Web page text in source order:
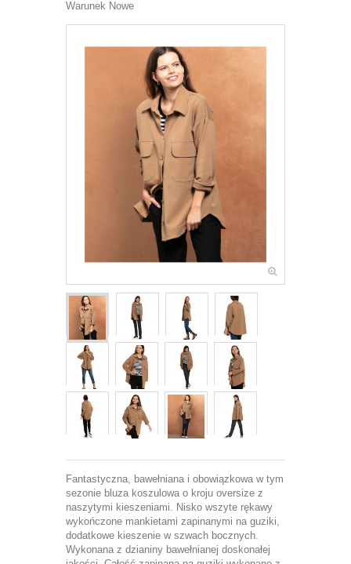
Warunek Nowe
Fantastyczna, bawełniana i obowiązkowa w tym
sezonie bluza koszulowa o kroju oversize z
naszytymi kieszeniami. Nisko wszyte rękawy
wykończone mankietami zapinanymi na guziki,
dodatkowe kieszenie w szwach bocznych.
Wykonana z dzianiny bawełnianej doskonałej